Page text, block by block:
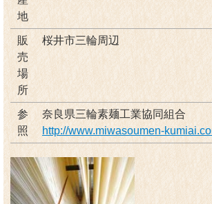
地
販
売
場
所
桜井市三輪周辺
参
照
奈良県三輪素麺工業協同組合
http://www.miwasoumen-